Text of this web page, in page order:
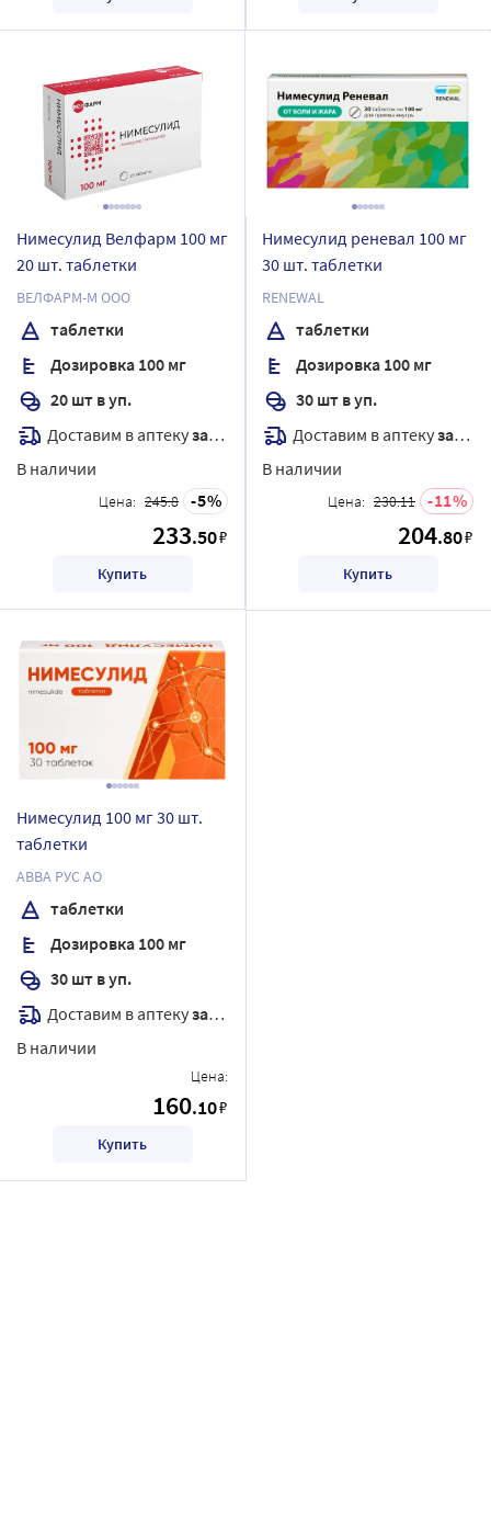
Нимесулид Велфарм 100 мг
20 шт. таблетки
ВЕЛФАРМ-М ООО
таблетки
Дозировка 100 мг
20 шт в уп.
Доставим в аптекузавтра
В наличии
Цена: 245.8 5
233.50₽
Купить
Нимесулид реневал 100 мг
30 шт. таблетки
RENEWAL
таблетки
Дозировка 100 мг
30 шт в уп.
Доставим в аптекузавтра
В наличии
Цена: 230.11 11
204.80₽
Купить
Нимесулид 100 мг 30 шт.
таблетки
АВВА РУС АО
таблетки
Дозировка 100 мг
30 шт в уп.
Доставим в аптекузавтра
В наличии
Цена:
160.10₽
Купить